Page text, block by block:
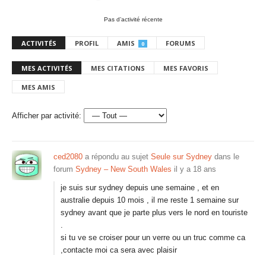
Pas d’activité récente
ACTIVITÉS PROFIL AMIS 0 FORUMS
MES ACTIVITÉS MES CITATIONS MES FAVORIS
MES AMIS
Afficher par activité:
ced2080 a répondu au sujet Seule sur Sydney dans le
forum Sydney – New South Wales il y a 18 ans
je suis sur sydney depuis une semaine , et en
australie depuis 10 mois , il me reste 1 semaine sur
sydney avant que je parte plus vers le nord en touriste
.
si tu ve se croiser pour un verre ou un truc comme ca
,contacte moi ca sera avec plaisir